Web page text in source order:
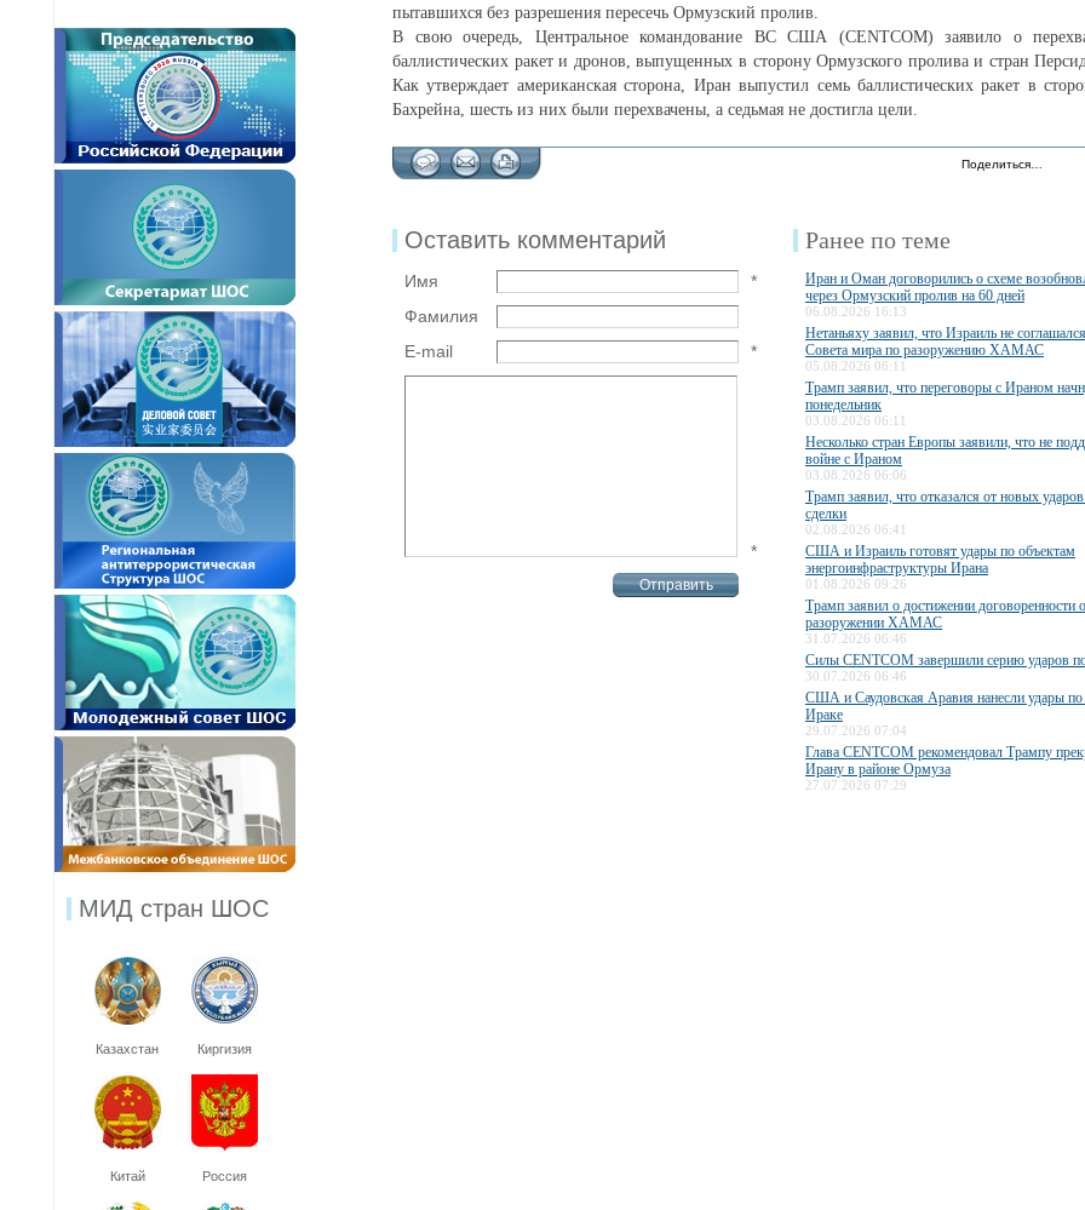
МИД стран ШОС
Казахстан Киргизия
Китай Россия
пытавшихся без разрешения пересечь Ормузский пролив.
В свою очередь, Центральное командование ВС США (CENTCOM) заявило о
баллистических ракет и дронов, выпущенных в сторону Ормузского пролива и стран
Как утверждает американская сторона, Иран выпустил семь баллистических ракет в
Бахрейна, шесть из них были перехвачены, а седьмая не достигла цели.
Поделиться…
Оставить комментарий
Имя
*
Фамилия
E-mail
*
*
Ранее по теме
Иран и Оман договорились о схеме
через Ормузский пролив на 60 дней
06.08.2026 16:13
Нетаньяху заявил, что Израиль не
Совета мира по разоружению ХАМАС
05.08.2026 06:11
Трамп заявил, что переговоры с Ираном
понедельник
03.08.2026 06:11
Несколько стран Европы заявили, что не
войне с Ираном
03.08.2026 06:06
Трамп заявил, что отказался от новых
сделки
02.08.2026 06:41
США и Израиль готовят удары по объектам
энергоинфраструктуры Ирана
01.08.2026 09:26
Трамп заявил о достижении договоренности
разоружении ХАМАС
31.07.2026 06:46
Силы CENTCOM завершили серию ударов
30.07.2026 06:46
США и Саудовская Аравия нанесли удары по
Ираке
29.07.2026 07:04
Глава CENTCOM рекомендовал Трампу
Ирану в районе Ормуза
27.07.2026 07:29